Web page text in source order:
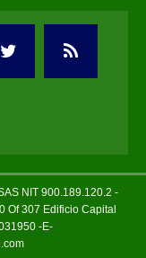
NIT 900.189.120.2 -
Of 307 Edificio Capital
-E-